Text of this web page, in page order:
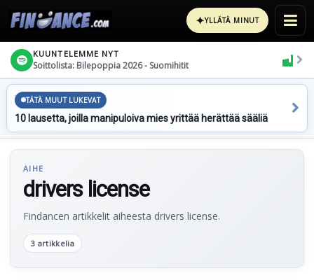
✦YLLÄTÄ MINUT
KUUNTELEMME NYT
Soittolista: Bilepoppia 2026 - Suomihitit
TÄTÄ MUUT LUKEVAT
10 lausetta, joilla manipuloiva mies yrittää herättää sääliä
AIHE
drivers license
Findancen artikkelit aiheesta drivers license.
3 artikkelia